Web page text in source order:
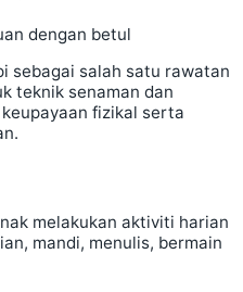
dengan betul
sebagai salah satu rawatan
teknik senaman dan
fizikal serta
melakukan aktiviti harian
mandi, menulis, bermain